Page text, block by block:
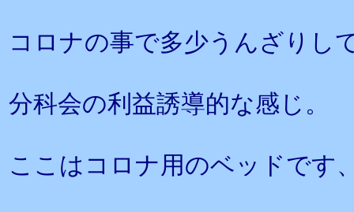
コロナの事で多少うんざりし
分科会の利益誘導的な感じ。
ここはコロナ用のベッドです